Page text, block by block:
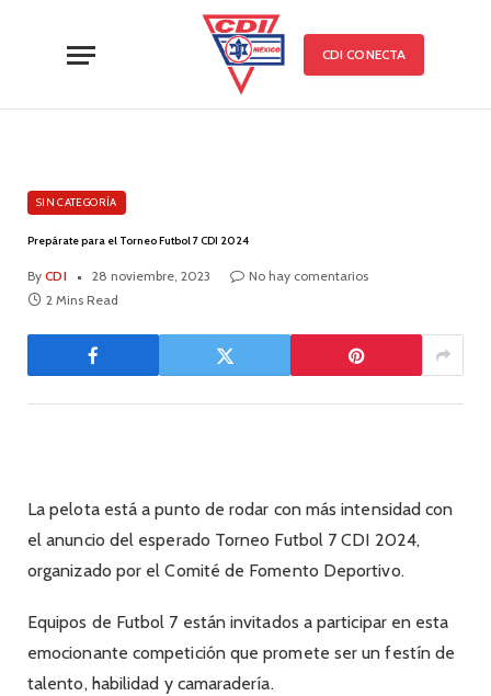
CDI CONECTA
SIN CATEGORÍA
Prepárate para el Torneo Futbol 7 CDI 2024
By CDI 28 noviembre, 2023
No hay comentarios
2 Mins Read
La pelota está a punto de rodar con más intensidad con
el anuncio del esperado Torneo Futbol 7 CDI 2024,
organizado por el Comité de Fomento Deportivo.
Equipos de Futbol 7 están invitados a participar en esta
emocionante competición que promete ser un festín de
talento, habilidad y camaradería.